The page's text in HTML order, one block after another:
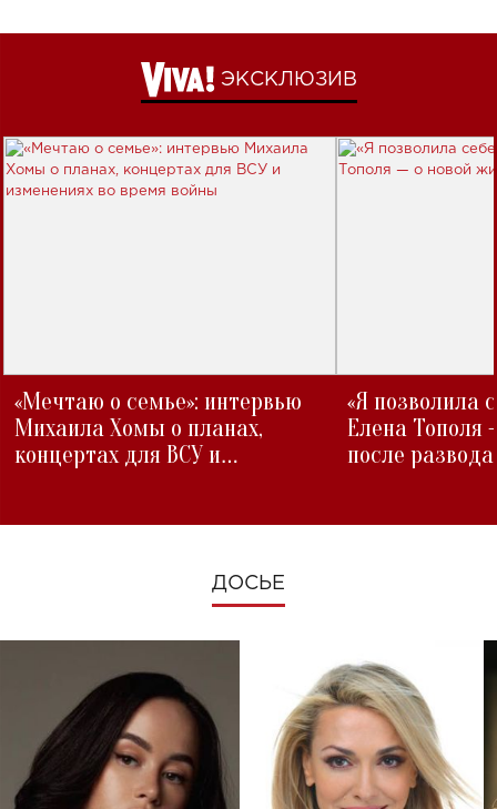
ЭКСКЛЮЗИВ
«Мечтаю о семье»: интервью
Михаила Хомы о планах,
концертах для ВСУ и
«Я позволила
Елена Тополя
после развода
ДОСЬЕ